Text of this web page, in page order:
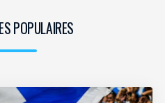
POPULAIRES